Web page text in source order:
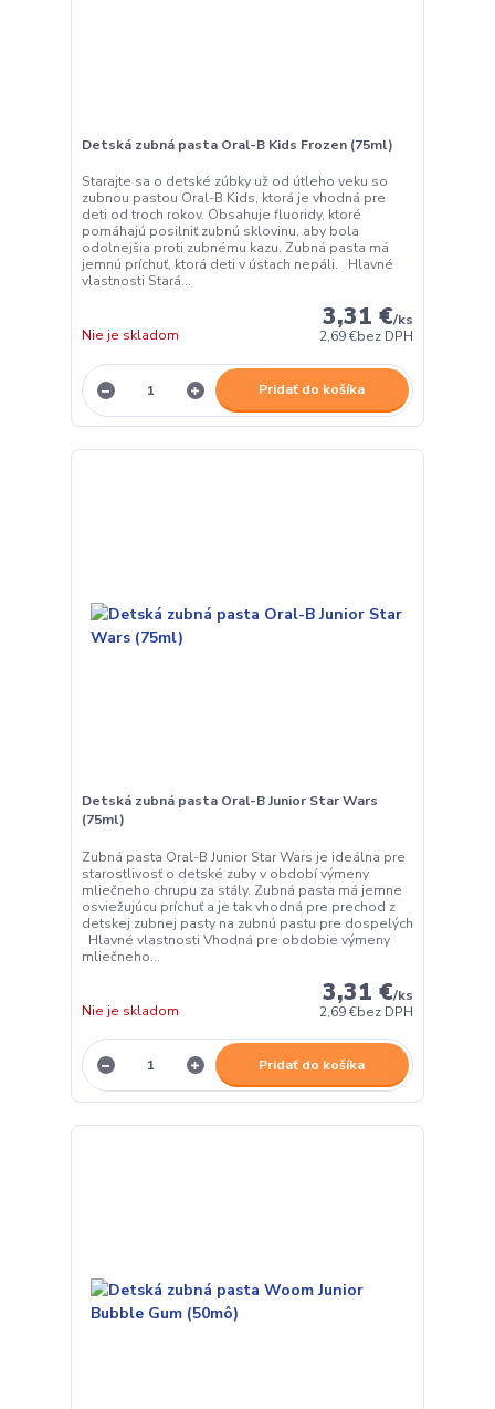
Detská zubná pasta Oral-B Kids Frozen (75ml)
Starajte sa o detské zúbky už od útleho veku so
zubnou pastou Oral-B Kids, ktorá je vhodná pre
deti od troch rokov. Obsahuje fluoridy, ktoré
pomáhajú posilniť zubnú sklovinu, aby bola
odolnejšia proti zubnému kazu. Zubná pasta má
jemnú príchuť, ktorá deti v ústach nepáli. Hlavné
vlastnosti Stará...
3,31 €/ks
2,69 €bez DPH
Nie je skladom
Pridať do košíka
Detská zubná pasta Oral-B Junior Star Wars
(75ml)
Zubná pasta Oral-B Junior Star Wars je ideálna pre
starostlivosť o detské zuby v období výmeny
mliečneho chrupu za stály. Zubná pasta má jemne
osviežujúcu príchuť a je tak vhodná pre prechod z
detskej zubnej pasty na zubnú pastu pre dospelých
Hlavné vlastnosti Vhodná pre obdobie výmeny
mliečneho...
3,31 €/ks
2,69 €bez DPH
Nie je skladom
Pridať do košíka